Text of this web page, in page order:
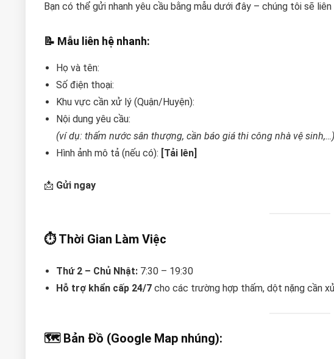
Bạn có thể gửi nhanh yêu cầu bằng mẫu dưới đây – chúng tôi sẽ
📝 Mẫu liên hệ nhanh:
Họ và tên:
Số điện thoại:
Khu vực cần xử lý (Quận/Huyện):
Nội dung yêu cầu:
(ví dụ: thấm nước sân thượng, cần báo giá thi công nhà vệ sinh,…)
Hình ảnh mô tả (nếu có): [Tải lên]
📩 Gửi ngay
⏱ Thời Gian Làm Việc
Thứ 2 – Chủ Nhật: 7:30 – 19:30
Hỗ trợ khẩn cấp 24/7 cho các trường hợp thấm, dột nặng cần
🗺️ Bản Đồ (Google Map nhúng):